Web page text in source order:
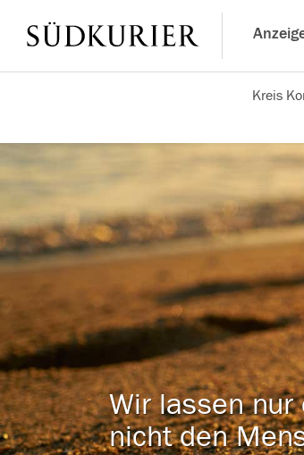
Kreis
Wir lassen
nicht den